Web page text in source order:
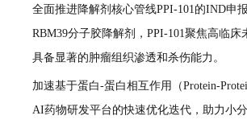
全面推进降解剂核心管线PPI-101的IND申
RBM39分子胶降解剂，PPI-101聚焦高临床
具备显著的肿瘤组织渗透和杀伤能力。
加速基于蛋白-蛋白相互作用（Protein-
AI药物研发平台的快速优化迭代，助力小